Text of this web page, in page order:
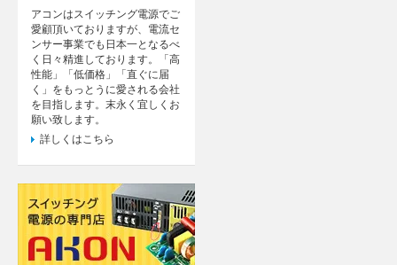
アコンはスイッチング電源でご
愛顧頂いておりますが、電流セ
ンサー事業でも日本一となるべ
く日々精進しております。「高
性能」「低価格」「直ぐに届
く」をもっとうに愛される会社
を目指します。末永く宜しくお
願い致します。
詳しくはこちら